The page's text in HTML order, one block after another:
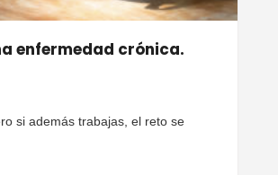
enfermedad crónica.
si además trabajas, el reto se